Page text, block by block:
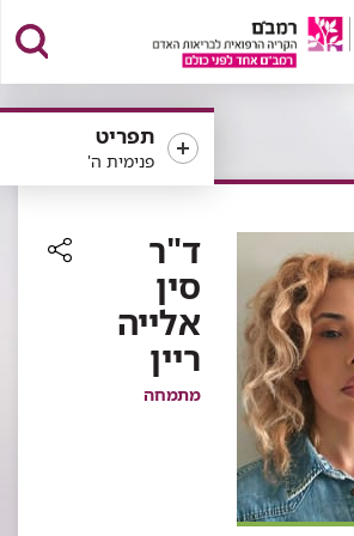
תפריט
פנימית ה'
ד"ר
סין
אלייה
ריין
מתמחה